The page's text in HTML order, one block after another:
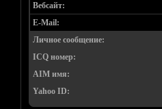
Вебсайт:
E-Mail:
Личное сообщение:
ICQ номер:
AIM имя:
Yahoo ID: